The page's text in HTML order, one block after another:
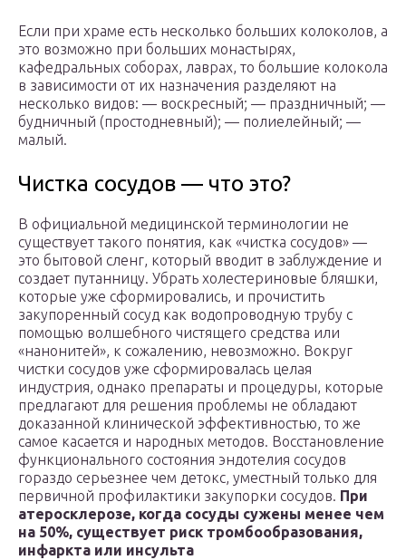
Если при храме есть несколько больших колоколов, а
это возможно при больших монастырях,
кафедральных соборах, лаврах, то большие колокола
в зависимости от их назначения разделяют на
несколько видов: — воскресный; — праздничный; —
будничный (простодневный); — полиелейный; —
малый.
Чистка сосудов — что это?
В официальной медицинской терминологии не
существует такого понятия, как «чистка сосудов» —
это бытовой сленг, который вводит в заблуждение и
создает путанницу. Убрать холестериновые бляшки,
которые уже сформировались, и прочистить
закупоренный сосуд как водопроводную трубу с
помощью волшебного чистящего средства или
«нанонитей», к сожалению, невозможно. Вокруг
чистки сосудов уже сформировалась целая
индустрия, однако препараты и процедуры, которые
предлагают для решения проблемы не обладают
доказанной клинической эффективностью, то же
самое касается и народных методов. Восстановление
функционального состояния эндотелия сосудов
гораздо серьезнее чем детокс, уместный только для
первичной профилактики закупорки сосудов. При
атеросклерозе, когда сосуды сужены менее чем
на 50%, существует риск тромбообразования,
инфаркта или инсульта